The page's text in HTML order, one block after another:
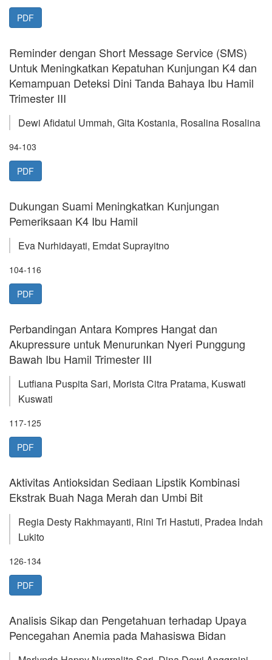
PDF
Reminder dengan Short Message Service (SMS)
Untuk Meningkatkan Kepatuhan Kunjungan K4 dan
Kemampuan Deteksi Dini Tanda Bahaya Ibu Hamil
Trimester III
Dewi Afidatul Ummah, Gita Kostania, Rosalina Rosalina
94-103
PDF
Dukungan Suami Meningkatkan Kunjungan
Pemeriksaan K4 Ibu Hamil
Eva Nurhidayati, Emdat Suprayitno
104-116
PDF
Perbandingan Antara Kompres Hangat dan
Akupressure untuk Menurunkan Nyeri Punggung
Bawah Ibu Hamil Trimester III
Lutfiana Puspita Sari, Morista Citra Pratama, Kuswati
Kuswati
117-125
PDF
Aktivitas Antioksidan Sediaan Lipstik Kombinasi
Ekstrak Buah Naga Merah dan Umbi Bit
Regia Desty Rakhmayanti, Rini Tri Hastuti, Pradea Indah
Lukito
126-134
PDF
Analisis Sikap dan Pengetahuan terhadap Upaya
Pencegahan Anemia pada Mahasiswa Bidan